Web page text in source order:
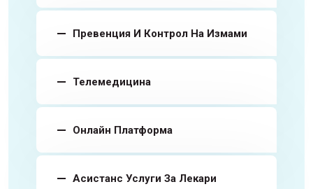
Превенция И Контрол На Измами
Телемедицина
Онлайн Платформа
Асистанс Услуги За Лекари